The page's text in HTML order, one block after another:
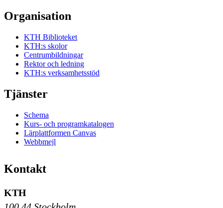
Organisation
KTH Biblioteket
KTH:s skolor
Centrumbildningar
Rektor och ledning
KTH:s verksamhetsstöd
Tjänster
Schema
Kurs- och programkatalogen
Lärplattformen Canvas
Webbmejl
Kontakt
KTH